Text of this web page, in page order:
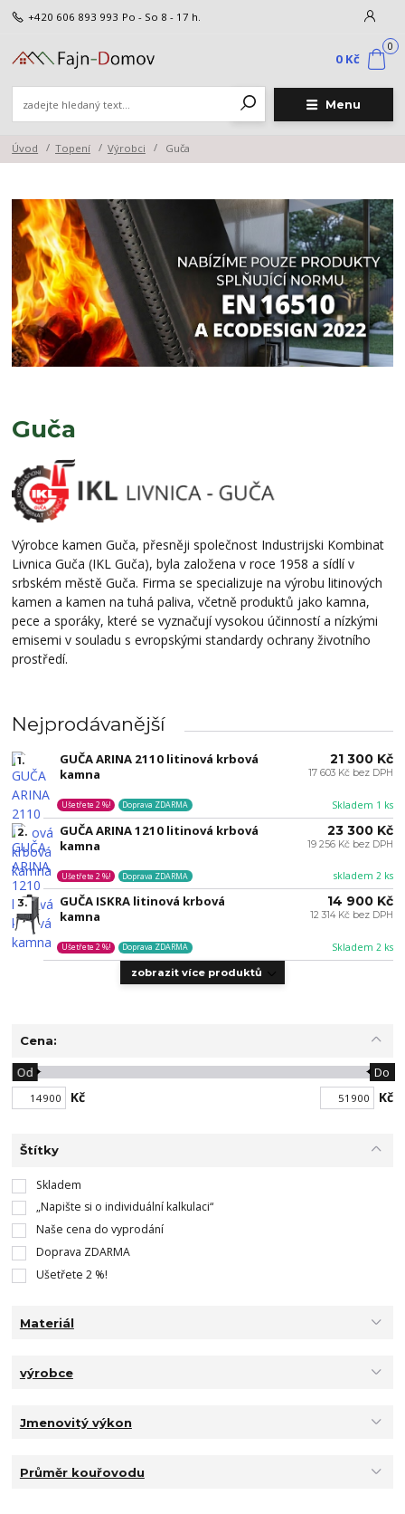
Menu
+420 606 893 993 Po - So 8 - 17 h.
0
0 Kč
Úvod Topení Výrobci Guča
Guča
Výrobce kamen Guča, přesněji společnost Industrijski Kombinat
Livnica Guča (IKL Guča), byla založena v roce 1958 a sídlí v
srbském městě Guča. Firma se specializuje na výrobu litinových
kamen a kamen na tuhá paliva, včetně produktů jako kamna,
pece a sporáky, které se vyznačují vysokou účinností a nízkými
emisemi v souladu s evropskými standardy ochrany životního
prostředí.
Nejprodávanější
1.
GUČA ARINA 2110 litinová krbová
kamna
Skladem 1 ks
Ušetřete 2 %! Doprava ZDARMA
21 300 Kč
17 603 Kč bez DPH
2.
GUČA ARINA 1210 litinová krbová
kamna
skladem 2 ks
Ušetřete 2 %! Doprava ZDARMA
23 300 Kč
19 256 Kč bez DPH
3.
GUČA ISKRA litinová krbová
kamna
Skladem 2 ks
Ušetřete 2 %! Doprava ZDARMA
14 900 Kč
12 314 Kč bez DPH
zobrazit více produktů
Cena:
Kč
Od Do
Kč
Štítky
Skladem
„Napište si o individuální kalkulaci“
Naše cena do vyprodání
Doprava ZDARMA
Ušetřete 2 %!
Materiál
výrobce
Jmenovitý výkon
Průměr kouřovodu